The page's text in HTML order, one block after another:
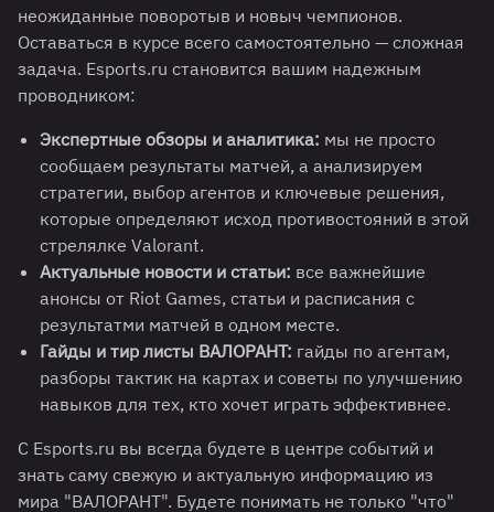
неожиданные поворотыв и новыч чемпионов.
Оставаться в курсе всего самостоятельно — сложная
задача. Esports.ru становится вашим надежным
проводником:
Экспертные обзоры и аналитика: мы не просто
сообщаем результаты матчей, а анализируем
стратегии, выбор агентов и ключевые решения,
которые определяют исход противостояний в этой
стрелялке Valorant.
Актуальные новости и статьи: все важнейшие
анонсы от Riot Games, статьи и расписания с
результатми матчей в одном месте.
Гайды и тир листы ВАЛОРАНТ: гайды по агентам,
разборы тактик на картах и советы по улучшению
навыков для тех, кто хочет играть эффективнее.
С Esports.ru вы всегда будете в центре событий и
знать саму свежую и актуальную информацию из
мира "ВАЛОРАНТ". Будете понимать не только "что"